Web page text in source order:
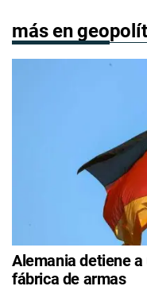
más en
Alemania detiene
fábrica de armas